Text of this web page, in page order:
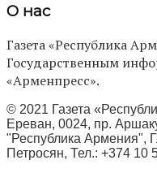
О нас
Газета «Республика
Государственным
«Арменпресс».
© 2021 Газета
Ереван, 0024, пр.
"Республика Армения",
Петросян, Тел.: +374 10